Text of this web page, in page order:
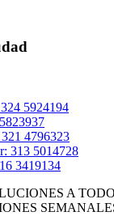
5924194
4796323
313 5014728
3419134
A